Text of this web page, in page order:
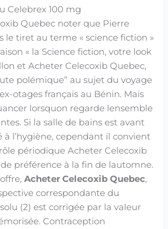
Celebrex 100 mg
Quebec noter que Pierre
le tiret au terme « science fiction »
« la Science fiction, votre look
et Acheter Celecoxib Quebec,
polémique” au sujet du voyage
otages français au Bénin. Mais
lorsquon regarde lensemble
Si la salle de bains est avant
l’hygiène, cependant il convient
périodique Acheter Celecoxib
préférence à la fin de lautomne.
Acheter Celecoxib Quebec,
correspondante du
(2) est corrigée par la valeur
Contraception